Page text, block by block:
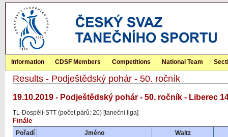
Information CDSF Members Competitions National Team
Results - Podještědský pohár - 50. ročník
19.10.2019 - Podještědský pohár - 50. ročník - Liberec
TL-Dospělí-STT (počet párů: 20) [taneční liga]
Finále
Pořadí Jméno
Waltz